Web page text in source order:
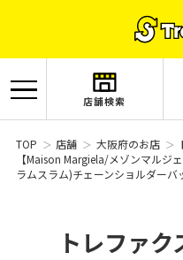
店舗検索
TOP 店舗 大阪府のお店
【Maison Margiela/メゾンマルジ
ラムスラム)チェーンショルダーバ
トレファ